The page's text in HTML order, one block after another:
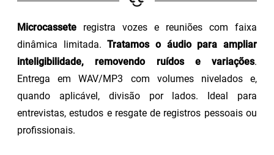
Microcassete registra vozes e reuniões com faixa
dinâmica limitada.Tratamos o áudio para ampliar
inteligibilidade, removendo ruídos e variações.
Entrega em WAV/MP3 com volumes nivelados e,
quando aplicável, divisão por lados. Ideal para
entrevistas, estudos e resgate de registros pessoais ou
profissionais.